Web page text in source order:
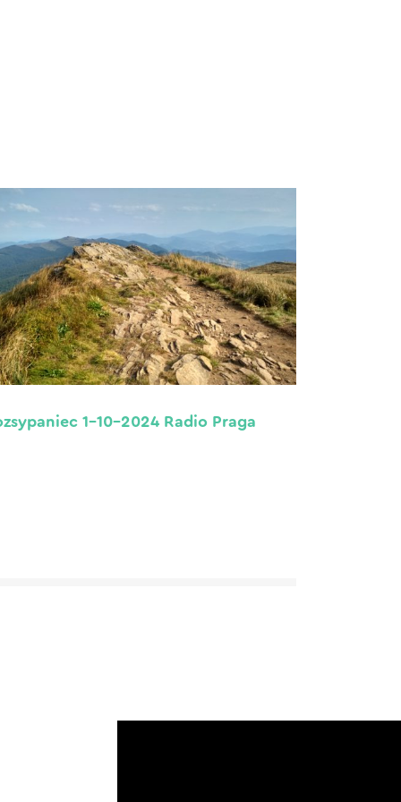
1-10-2024 Radio Praga